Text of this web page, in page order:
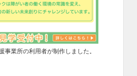
事業所の利用者が制作しました。